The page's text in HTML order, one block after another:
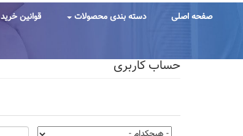
رفتن
صفحه اصلی دسته بندی محصولات قوانین خرید
حساب کاربری
اولیه